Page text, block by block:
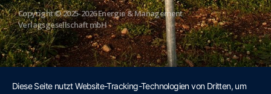
Copyright © 2025-2026 Energie & Management
Verlagsgesellschaft mbH
Diese Seite nutzt Website-Tracking-Technologien von Dritten, um